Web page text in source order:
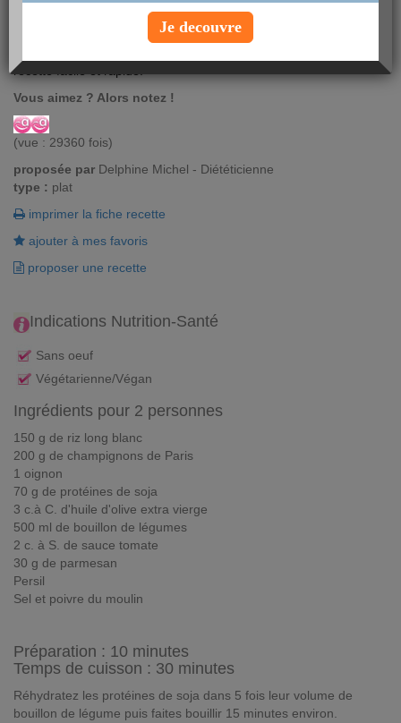
recette facile et rapide.
Vous aimez ? Alors notez !
(vue : 29360 fois)
proposée par Delphine Michel - Diététicienne
type : plat
imprimer la fiche recette
ajouter à mes favoris
proposer une recette
Indications Nutrition-Santé
Sans oeuf
Végétarienne/Végan
Ingrédients pour 2 personnes
150 g de riz long blanc
200 g de champignons de Paris
1 oignon
70 g de protéines de soja
3 c.à C. d'huile d'olive extra vierge
500 ml de bouillon de légumes
2 c. à S. de sauce tomate
30 g de parmesan
Persil
Sel et poivre du moulin
Préparation : 10 minutes
Temps de cuisson : 30 minutes
Réhydratez les protéines de soja dans 5 fois leur volume de
bouillon de légume puis faites bouillir 15 minutes environ.
Je decouvre